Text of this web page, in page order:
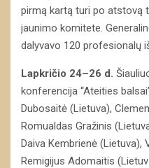
pirmą kartą turi po atstovą
jaunimo komitete.
dalyvavo 120 profesionalų
Lapkričio 24–26 d.
konferencija “Ateities
Dubosaitė (Lietuva),
Romualdas Gražinis
Daiva Kembrienė (Lietuva),
Remigijus Adomaitis